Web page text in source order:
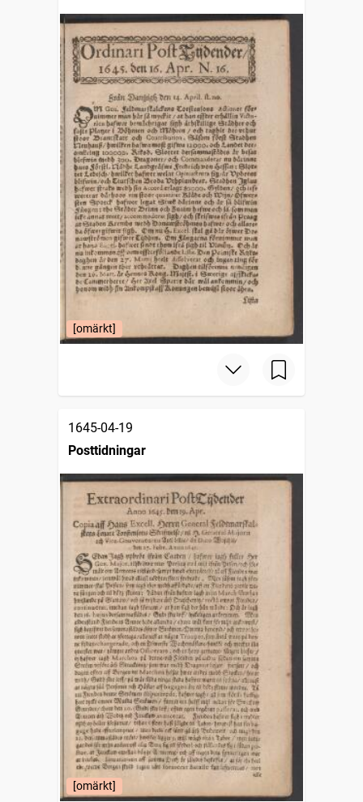
[omärkt]
1645-04-19
Posttidningar
[omärkt]